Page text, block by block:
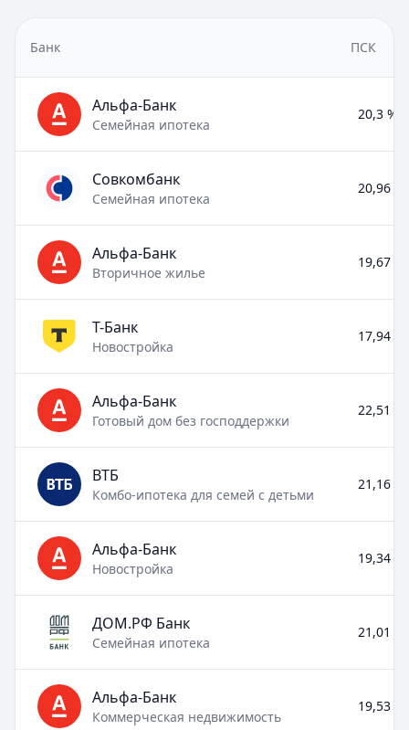
Банк ПСК
Альфа-Банк
Семейная ипотека
20,3 %
Совкомбанк
Семейная ипотека
20,96 %
Альфа-Банк
Вторичное жилье
19,67
Т-Банк
Новостройка
17,94
Альфа-Банк
Готовый дом без господдержки
22,51 %
ВТБ
Комбо-ипотека для семей с детьми
21,16 %
Альфа-Банк
Новостройка
19,34
ДОМ.РФ Банк
Семейная ипотека
21,01 %
Альфа-Банк
Коммерческая недвижимость
19,53